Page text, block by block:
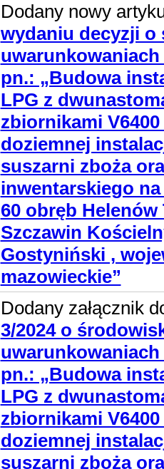
Dodany nowy
wydaniu decyzji
pn.: „Budowa
LPG z
zbiornikami
doziemnej
suszarni zboża
inwentarskiego na
60 obręb
Szczawin
Gostyniński ,
mazowieckie”
Dodany załącznik
3/2024 o
pn.: „Budowa
LPG z
zbiornikami
doziemnej
suszarni zboża